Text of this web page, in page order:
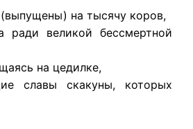
на тысячу коров,
ради великой бессмертной
на цедилке,
славы скакуны, которых